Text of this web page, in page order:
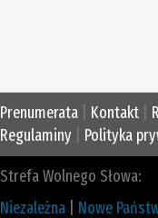
Prenumerata Kontakt
Regulaminy
Polityka
Strefa Wolnego Słowa:
Niezależna
Nowe